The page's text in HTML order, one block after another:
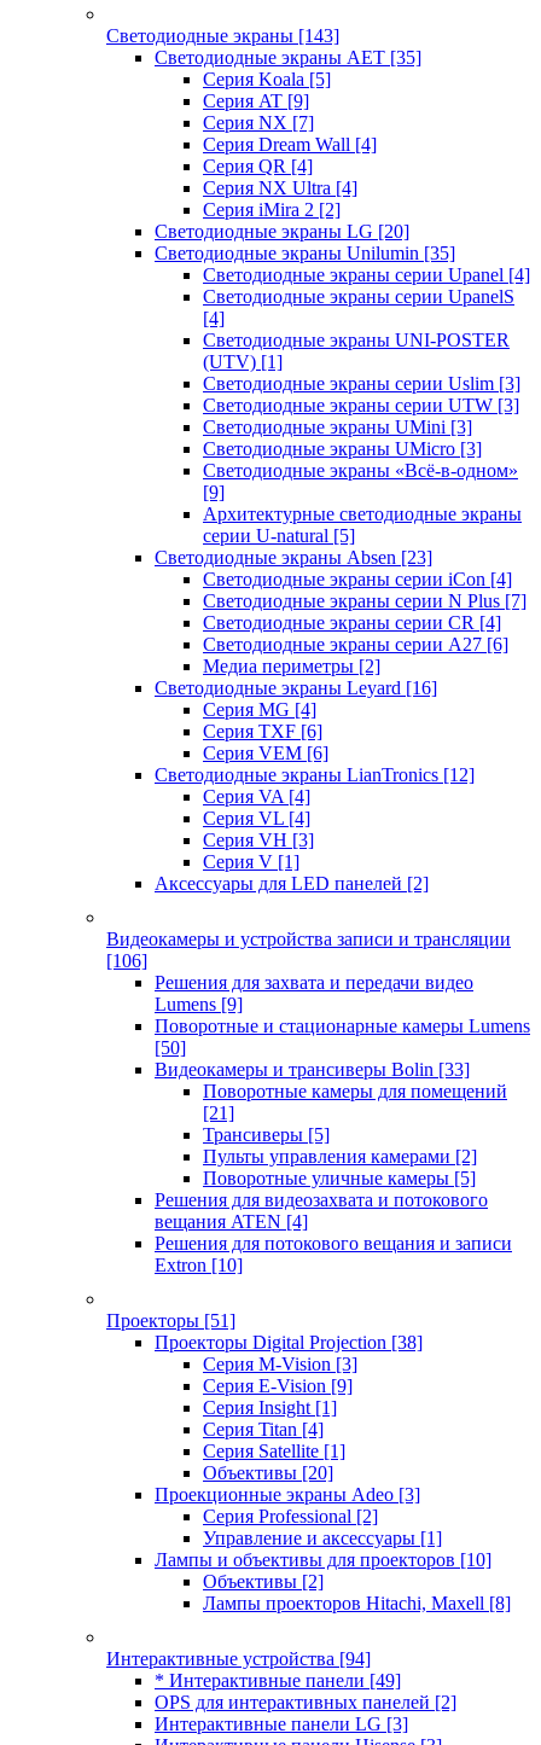
Светодиодные экраны [143]
Светодиодные экраны AET [35]
Cерия Koala [5]
Серия AT [9]
Серия NX [7]
Серия Dream Wall [4]
Серия QR [4]
Серия NX Ultra [4]
Серия iMira 2 [2]
Светодиодные экраны LG [20]
Светодиодные экраны Unilumin [35]
Светодиодные экраны серии Upanel [4]
Светодиодные экраны серии UpanelS
[4]
Светодиодные экраны UNI-POSTER
(UTV) [1]
Светодиодные экраны серии Uslim [3]
Светодиодные экраны серии UTW [3]
Светодиодные экраны UMini [3]
Светодиодные экраны UMicro [3]
Светодиодные экраны «Всё-в-одном»
[9]
Архитектурные светодиодные экраны
серии U-natural [5]
Светодиодные экраны Absen [23]
Светодиодные экраны серии iCon [4]
Светодиодные экраны серии N Plus [7]
Светодиодные экраны серии CR [4]
Светодиодные экраны серии А27 [6]
Медиа периметры [2]
Светодиодные экраны Leyard [16]
Серия MG [4]
Серия TXF [6]
Серия VEM [6]
Светодиодные экраны LianTronics [12]
Серия VA [4]
Серия VL [4]
Серия VH [3]
Серия V [1]
Аксессуары для LED панелей [2]
Видеокамеры и устройства записи и трансляции
[106]
Решения для захвата и передачи видео
Lumens [9]
Поворотные и стационарные камеры Lumens
[50]
Видеокамеры и трансиверы Bolin [33]
Поворотные камеры для помещений
[21]
Трансиверы [5]
Пульты управления камерами [2]
Поворотные уличные камеры [5]
Решения для видеозахвата и потокового
вещания ATEN [4]
Решения для потокового вещания и записи
Extron [10]
Проекторы [51]
Проекторы Digital Projection [38]
Серия M-Vision [3]
Серия E-Vision [9]
Серия Insight [1]
Серия Titan [4]
Серия Satellite [1]
Объективы [20]
Проекционные экраны Adeo [3]
Серия Professional [2]
Управление и аксессуары [1]
Лампы и объективы для проекторов [10]
Объективы [2]
Лампы проекторов Hitachi, Maxell [8]
Интерактивные устройства [94]
* Интерактивные панели [49]
OPS для интерактивных панелей [2]
Интерактивные панели LG [3]